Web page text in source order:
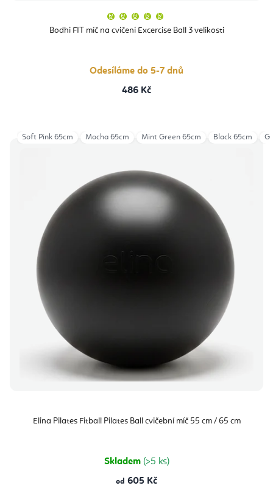
Bodhi FIT míč na cvičení Excercise Ball 3 velikosti
produktu
je
hvězdiček.
Odesíláme do 5-7 dnů
486 Kč
Elina Pilates Fitball Pilates Ball cvičební míč 55 cm / 65 cm
Skladem (>5 ks)
od 605 Kč
Soft Pink 65cm Mocha 65cm Mint Green 65cm Black 65cm